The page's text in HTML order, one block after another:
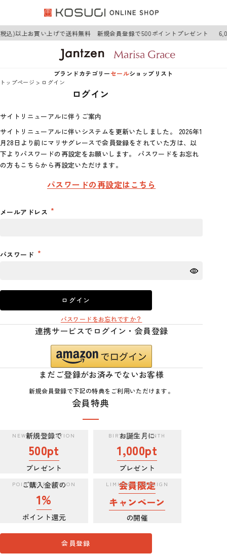
込)以上お買い上げで送料無料 新規会員登録で500ポイントプレゼント
ブランドカテゴリー
ワンピース
セールショップリスト
トップページ ログイン
ログイン
サイトリニューアルに伴うご案内
サイトリニューアルに伴いシステムを更新いたしました。 2026年1
月28日より前にマリサグレースで会員登録をされていた方は、以
下よりパスワードの再設定をお願いします。 パスワードをお忘れ
の方もこちらから再設定いただけます。
パスワードの再設定はこちら
メールアドレス
パスワード
ログイン
パスワードをお忘れですか？
連携サービスでログイン・会員登録
まだご登録がお済みでないお客様
新規会員登録で下記の特典をご利用いただけます。
会員特典
新規登録で
500pt
プレゼント
お誕生月に
1,000pt
プレゼント
ご購入金額の
1%
ポイント還元
会員限定
キャンペーン
の開催
会員登録